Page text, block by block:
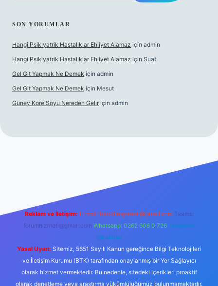
SON YORUMLAR
Hangi Psikiyatrik Hastalıklar Ehliyet Alamaz için admin
Hangi Psikiyatrik Hastalıklar Ehliyet Alamaz için Suat
Gel Git Yapmak Ne Demek için admin
Gel Git Yapmak Ne Demek için Mesut
Güney Kore Soyu Nereden Gelir için admin
Reklam ve İletişim: E-mail: backlinkpaneli@gmail.com Teams:
forumhizmeti@gmail.com Whatsapp: 0262 606 0 726 Telegram:
@karabul
Yasal Uyarı: Sitemiz, 5651 Sayılı Kanun gereğince Bilgi Teknolojileri
ve İletişim Kurumu (BTK) tarafından onaylanmış bir Yer Sağlayıcı
olarak hizmet vermektedir. Bu nedenle, sitedeki içerikleri proaktif
olarak denetleme veya araştırma yükümlülüğümüz bulunmamaktadır.